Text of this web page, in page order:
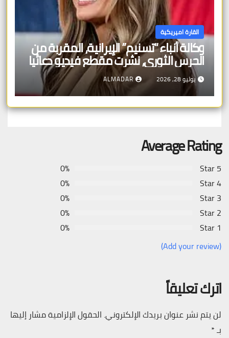
القارة اميريكية
وكالة أنباء “تسنيم” الإيرانية، المقربة من
الحرس الثوري، نشرت مقطع فيديو دعائيا
يتضمن إرشادات حول كيفية استهداف
ميلانيا ترامب
يوليو 28, 2026 ALMADAR
Average Rating
5 Star
0%
4 Star
0%
3 Star
0%
2 Star
0%
1 Star
0%
(Add your review)
اترك تعليقاً
لن يتم نشر عنوان بريدك الإلكتروني. الحقول الإلزامية مشار إليها
بـ*